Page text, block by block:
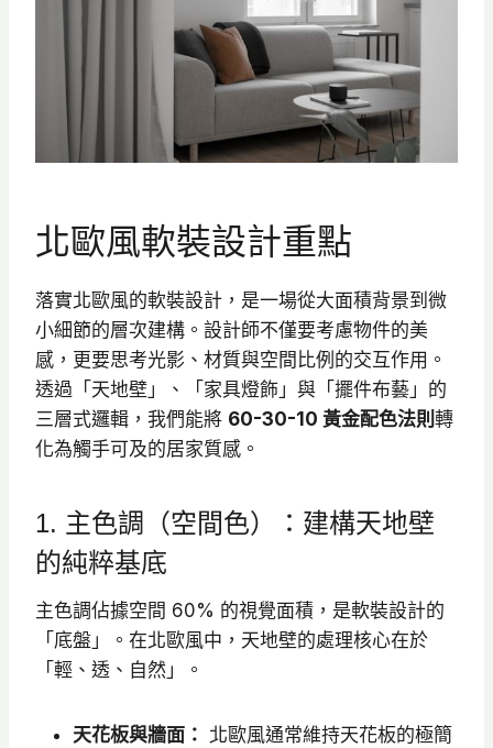
北歐風軟裝設計重點
落實北歐風的軟裝設計，是一場從大面積背景到微
小細節的層次建構。設計師不僅要考慮物件的美
感，更要思考光影、材質與空間比例的交互作用。
透過「天地壁」、「家具燈飾」與「擺件布藝」的
三層式邏輯，我們能將 60-30-10 黃金配色法則 轉
化為觸手可及的居家質感。
1. 主色調（空間色）：建構天地壁
的純粹基底
主色調佔據空間 60% 的視覺面積，是軟裝設計的
「底盤」。在北歐風中，天地壁的處理核心在於
「輕、透、自然」。
天花板與牆面： 北歐風通常維持天花板的極簡